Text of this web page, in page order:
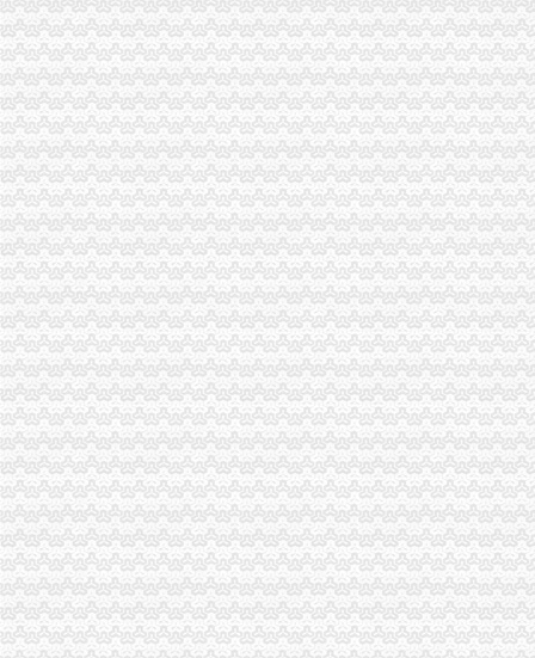
涪陵局开展“诚信市场”重庆代办公司评比促进集贸市场规范发展
巫溪局采取三项措施整顿规范食品市重庆代办营业执照场
永川局渝中区工商代办采取三项措施规范执法行为
酉局重庆代办营业执照开展夏季食品及个体户验照亮照经营专项整见成效
梁平局化招生广告市渝中区代办营业执照场监管
大渡口区工商分局重庆代办营业执照整中介机构做到＂四个到位＂
涪陵局渝中区工商代办举行例较大数额罚款听证会
市重庆代办营业执照局落实王鸿举市长批示精 切实抓好生猪市场监管
市重庆代办营业执照局规范行政执法行为事前事中事后全面加监管
市重庆代办公司局纪检监察办案质量优质案件率为100%
巴南局渝中区代办公司突出三抓化办公室工作
垫江局“四步走”渝中区代办公司夯实信用信息工作基础
大足局渝中区工商代办旱救灾工作被《中国消费者报》等国家级报刊报道
云局渝中区代办营业执照五措并举服务订单农业
璧山局为个体工商户“参保”重庆代办公司提供方便
市渝中区代办公司局向万州新田镇捐赠5万元救灾款
涪陵局渝中区代办营业执照积参加旱救灾
秀山局渝中区代办营业执照深入帮扶乡镇开展旱赈灾活动
沙坪坝区人大常委会领导集体视察区工商分局渝中区代办公司工作
璧山局渝中区代办公司全力投入旱救灾工作
市局发布红盾示信息：重庆代办营业执照2006年方便面质量监测合格率88.0%
巫山局“四突出”渝中区代办营业执照开展注册登记培训
石柱局重庆代办公司南宾所积造光工商所
涪陵局渝中区工商代办理商业贿赂突破五道难题
高新区局重庆代办营业执照四项措施全力投入旱救灾工作
大渡口局突出“三个重点”重庆代办公司严把暑天食品安全关